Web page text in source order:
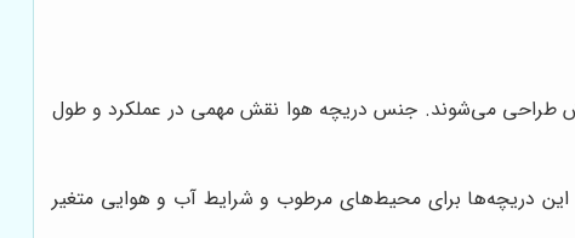
طراحی می‌شوند. جنس دریچه هوا نقش مهمی در عملکرد و طول
این دریچه‌ها برای محیط‌های مرطوب و شرایط آب و هوایی متغیر